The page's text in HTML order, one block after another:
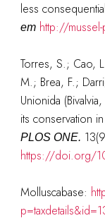
less
em http://
Torres, S.; Cao,
M.; Brea, F.;
Unionida
its conservation
PLOS ONE.
https://doi.org/
Molluscabase: